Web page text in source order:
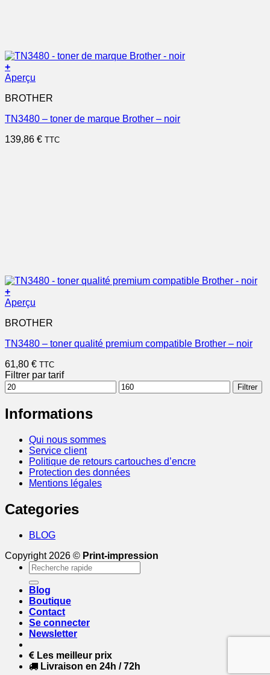
+
Aperçu
BROTHER
TN3480 – toner de marque Brother – noir
139,86 € TTC
+
Aperçu
BROTHER
TN3480 – toner qualité premium compatible Brother – noir
61,80 € TTC
Filtrer par tarif
Prix
min
Prix
max
Filtrer
Informations
Qui nous sommes
Service client
Politique de retours cartouches d’encre
Protection des données
Mentions légales
Categories
BLOG
Copyright 2026 © Print-impression
Recherche
pour :
Blog
Boutique
Contact
Se connecter
Newsletter
Les meilleur prix
Livraison en 24h / 72h